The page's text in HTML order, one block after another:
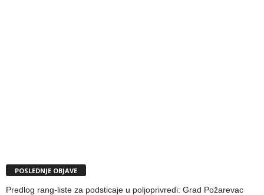
POSLEDNJE OBJAVE
Predlog rang-liste za podsticaje u poljoprivredi: Grad Požarevac